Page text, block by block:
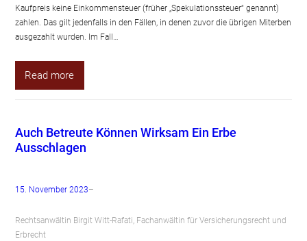
Kaufpreis keine Einkommensteuer (früher „Spekulationssteuer“ genannt)
zahlen. Das gilt jedenfalls in den Fällen, in denen zuvor die übrigen Miterben
ausgezahlt wurden. Im Fall…
Read more
Auch Betreute Können Wirksam Ein Erbe
Ausschlagen
15. November 2023–
Rechtsanwältin Birgit Witt-Rafati, Fachanwältin für Versicherungsrecht und
Erbrecht